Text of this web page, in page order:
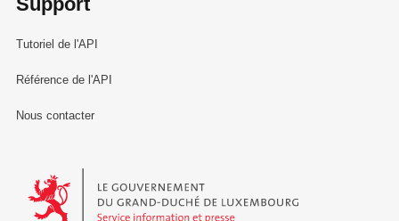
Tutoriel de l'API
Référence de l'API
Nous contacter
Le Gouvernement du Grand-Duché de Luxembourg - Service